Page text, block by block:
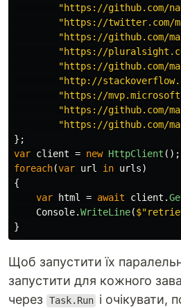
"https://github.com/
"https://twitter.com/
"https://github.com/
"https://
"https://github.com/
"http://
"https://
"https://github.com/
"https://github.com/
};
var client = new HttpClient ();
foreach(var url in urls)
{
var
html = await client .
Console.WriteLine(
}
Щоб запустити їх
запустити для кожного
через Task.Run і очікувати,